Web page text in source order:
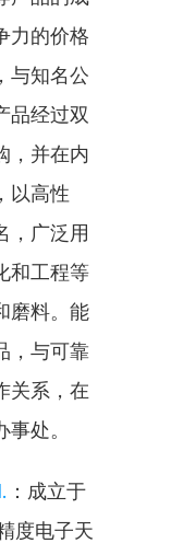
力的价格
与知名公
品经过双
，并在内
以高性
，广泛用
和工程等
磨料。能
，与可靠
关系，在
处。
：成立于
度电子天